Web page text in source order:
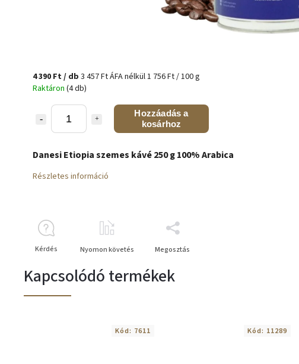
4 390 Ft/ db 3 457 Ft ÁFA nélkül1 756 Ft / 100 g
Raktáron (4 db)
Hozzáadás a
kosárhoz
Danesi Etiopia szemes kávé 250 g 100% Arabica
Részletes információ
Kérdés Nyomon követés Megosztás
Kapcsolódó termékek
Kód: 7611 Kód: 11289